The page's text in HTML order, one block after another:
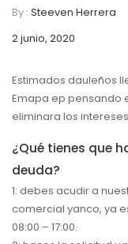
By : Steeven Herrera
2 junio, 2020
Estimados dauleños
Emapa ep pensando
eliminara los
¿Qué tienes que
deuda?
1: debes acudir a
comercial yanco, ya
08:00 – 17:00.